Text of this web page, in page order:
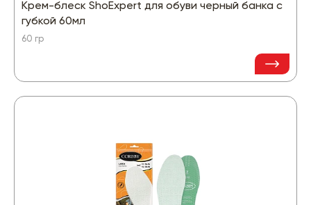
Крем-блеск ShoExpert для обуви черный банка с
губкой 60мл
60 гр